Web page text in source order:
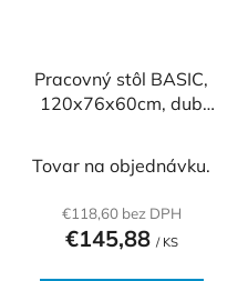
Pracovný stôl BASIC,
120x76x60cm, dub
Tovar na objednávku.
€118,60 bez DPH
€145,88 / KS